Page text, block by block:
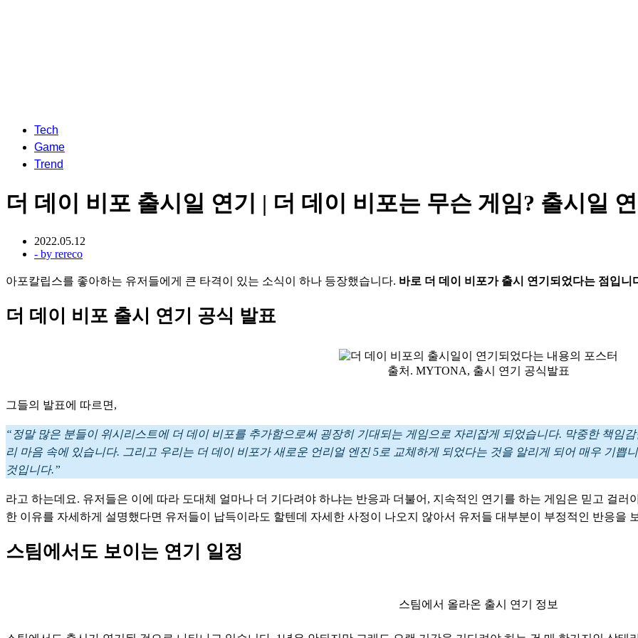
Tech
Game
Trend
더 데이 비포 출시일 연기 | 더 데이 비포는 무슨 게임? 출시일
2022.05.12
- by rereco
아포칼립스를 좋아하는 유저들에게 큰 타격이 있는 소식이 하나 등장했습니다. 바로 더 데이 비포가 출시 연기되었다는 점입니
더 데이 비포 출시 연기 공식 발표
출처. MYTONA, 출시 연기 공식발표
그들의 발표에 따르면,
“정말 많은 분들이 위시리스트에 더 데이 비포를 추가함으로써 굉장히 기대되는 게임으로 자리잡게 되었습니다. 막중한 책임
리 마음 속에 있습니다. 그리고 우리는 더 데이 비포가 새로운 언리얼 엔진 5로 교체하게 되었다는 것을 알리게 되어 매우 기쁩
것입니다.”
라고 하는데요. 유저들은 이에 따라 도대체 얼마나 더 기다려야 하냐는 반응과 더불어, 지속적인 연기를 하는 게임은 믿고 걸러
한 이유를 자세하게 설명했다면 유저들이 납득이라도 할텐데 자세한 사정이 나오지 않아서 유저들 대부분이 부정적인 반응을
스팀에서도 보이는 연기 일정
스팀에서 올라온 출시 연기 정보